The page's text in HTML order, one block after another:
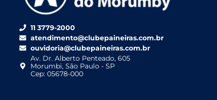
11 3779-2000
atendimento@clubepaineiras.com.br
ouvidoria@clubepaineiras.com.br
Av. Dr. Alberto Penteado, 605
Morumbi, São Paulo - SP
Cep: 05678-000